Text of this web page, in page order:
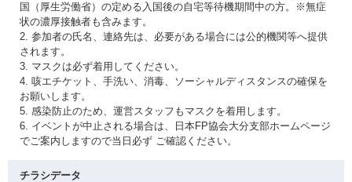
国（厚生労働省）の定める入国後の自宅等待機期間中の方。※無症
状の濃厚接触者も含みます。
2. 参加者の氏名、連絡先は、必要がある場合には公的機関等へ提供
されます。
3. マスクは必ず着用してください。
4. 咳エチケット、手洗い、消毒、ソーシャルディスタンスの確保を
お願いします。
5. 感染防止のため、運営スタッフもマスクを着用します。
6. イベントが中止される場合は、日本FP協会大分支部ホームページ
でご案内しますので当日必ず ご確認ください。
チラシデータ